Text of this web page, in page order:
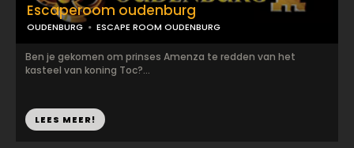
Escaperoom oudenburg
OUDENBURG ESCAPE ROOM OUDENBURG
Ben je gekomen om prinses Amenza te redden van het
kasteel van koning Toc?...
LEES MEER!